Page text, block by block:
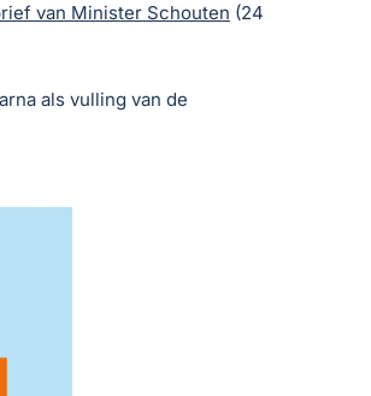
van Minister Schouten (24
als vulling van de